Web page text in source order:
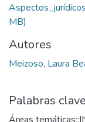
MB)
Autores
Meizoso, Laura
Palabras clave